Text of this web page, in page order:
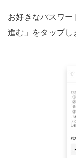
お好きなパスワ
進む」をタップし